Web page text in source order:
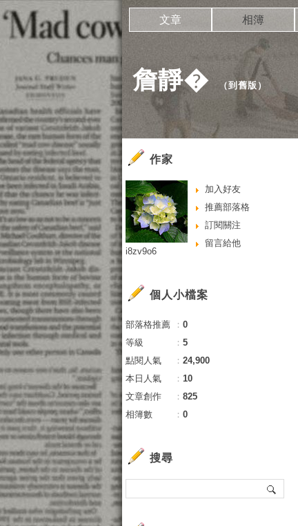
詹靜� （到舊版 ）
文章 相簿
作家
加入好友
推薦部落格
訂閱關注
留言給他
i8zv9o6
個人小檔案
部落格推薦 ： 0
等級
： 5
點閱人氣
： 24,900
本日人氣
： 10
文章創作
： 825
相簿數
： 0
搜尋